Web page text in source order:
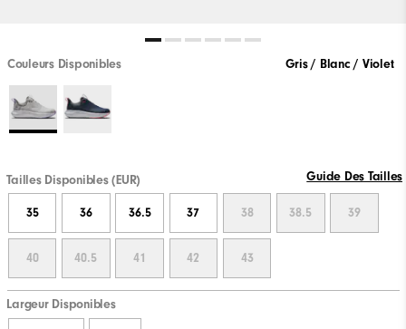
Couleurs Disponibles Gris / Blanc / Violet
Tailles Disponibles (EUR) Guide Des Tailles
35 36 36.5 37 38 38.5 39
40 40.5 41 42 43
Largeur Disponibles